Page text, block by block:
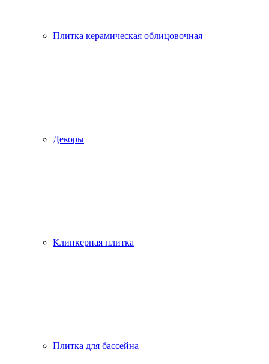
Плитка керамическая облицовочная
Декоры
Клинкерная плитка
Плитка для бассейна